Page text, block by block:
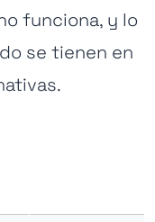
funciona, y lo
se tienen en